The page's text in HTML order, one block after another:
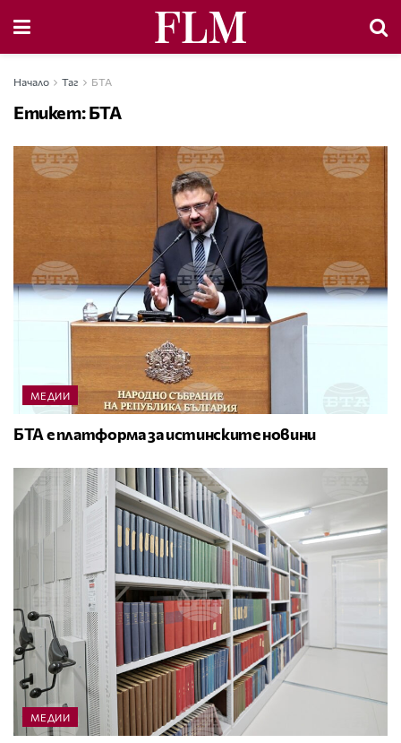
Начало Таг БТА
Етикет:БТА
МЕДИИ
БТА е платформа за истинските новини
МЕДИИ